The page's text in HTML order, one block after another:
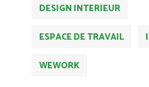
DESIGN INTERIEUR
ESPACE DE TRAVAIL
WEWORK